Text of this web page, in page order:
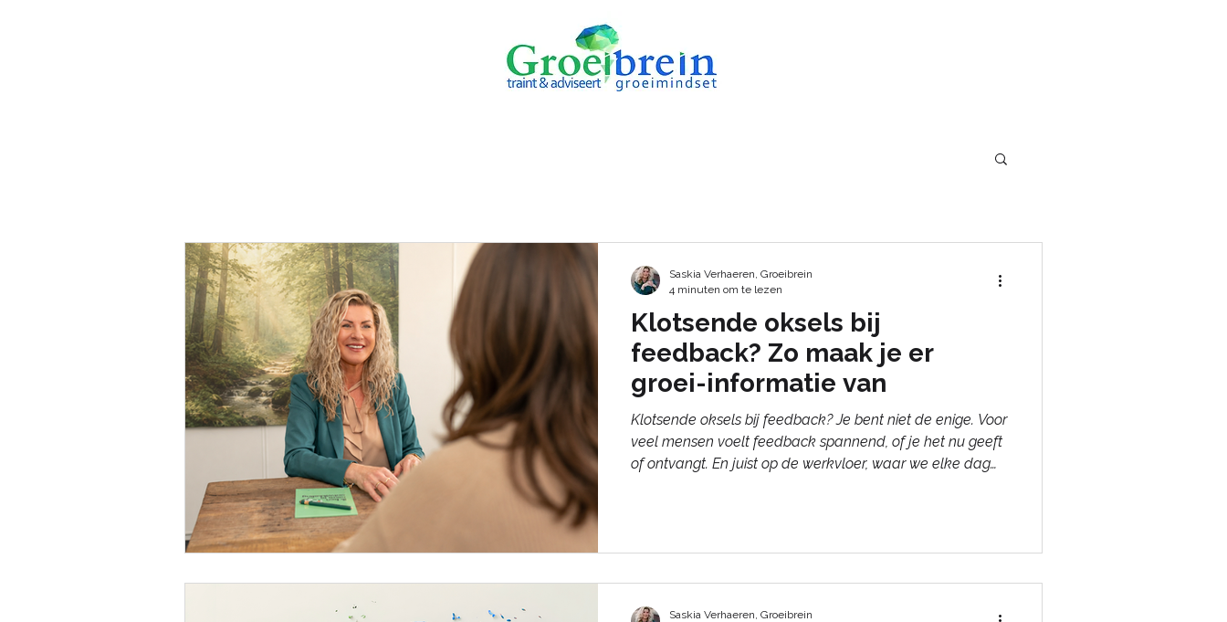
Klotsende oksels bij
feedback? Zo maak je er
groei-informatie van
Klotsende oksels bij feedback? Je bent niet de enige. Voor
veel mensen voelt feedback spannend, of je het nu geeft
of ontvangt. En juist op de werkvloer, waar we elke dag
missen twee essentiële onderdelen als het om feedback
Saskia Verhaeren, Groeibrein
4 minuten om te lezen
Saskia Verhaeren, Groeibrein